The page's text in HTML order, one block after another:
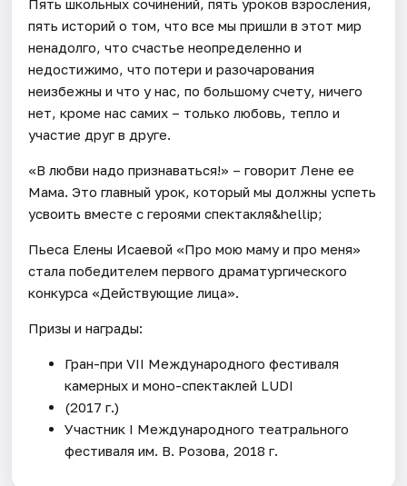
Пять школьных сочинений, пять уроков взросления,
пять историй о том, что все мы пришли в этот мир
ненадолго, что счастье неопределенно и
недостижимо, что потери и разочарования
неизбежны и что у нас, по большому счету, ничего
нет, кроме нас самих – только любовь, тепло и
участие друг в друге.
«В любви надо признаваться!» – говорит Лене ее
Мама. Это главный урок, который мы должны успеть
усвоить вместе с героями спектакля&hellip;
Пьеса Елены Исаевой «Про мою маму и про меня»
стала победителем первого драматургического
конкурса «Действующие лица».
Призы и награды:
Гран-при VII Международного фестиваля
камерных и моно-спектаклей LUDI
(2017 г.)
Участник I Международного театрального
фестиваля им. В. Розова, 2018 г.